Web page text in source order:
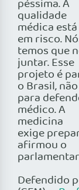
péssima. A
qualidade
médica está
em risco.
temos que
juntar. Esse
projeto é
o Brasil,
para
médico. A
medicina
exige
afirmou o
Defendido